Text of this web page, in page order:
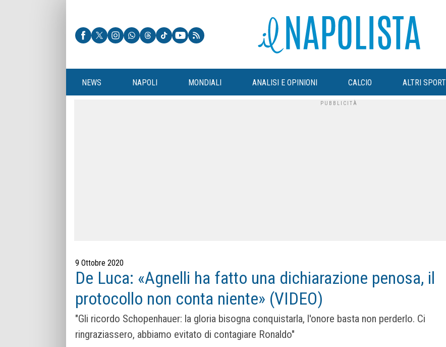
NEWS NAPOLI MONDIALI ANALISI E OPINIONI CALCIO ALTRI SPORT
9 Ottobre 2020
De Luca: «Agnelli ha fatto una dichiarazione penosa, il
protocollo non conta niente» (VIDEO)
"Gli ricordo Schopenhauer: la gloria bisogna conquistarla, l'onore basta non perderlo. Ci
ringraziassero, abbiamo evitato di contagiare Ronaldo"